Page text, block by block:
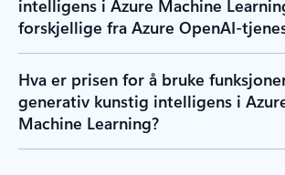
intelligens i Azure Machine
forskjellige fra Azure OpenAI-
Hva er prisen for å bruke
generativ kunstig intelligens i
Machine Learning?